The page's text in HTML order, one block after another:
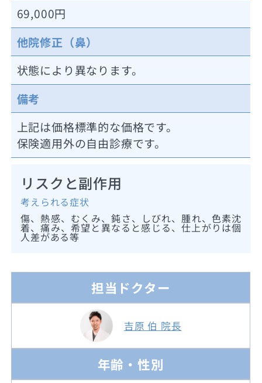
69,000円
他院修正（鼻）
状態により異なります。
備考
上記は価格標準的な価格です。
保険適用外の自由診療です。
リスクと副作用
考えられる症状
傷、熱感、むくみ、鈍さ、しびれ、腫れ、色素沈
着、痛み、希望と異なると感じる、仕上がりは個
人差がある等
担当ドクター
吉原 伯 院長
年齢・性別